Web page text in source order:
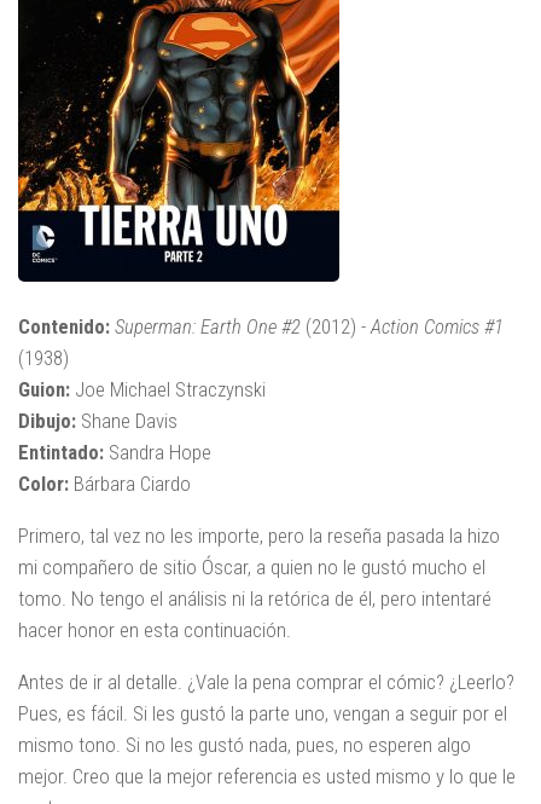
Contenido: Superman: Earth One #2 (2012) -Action Comics #1
(1938)
Guion: Joe Michael Straczynski
Dibujo: Shane Davis
Entintado: Sandra Hope
Color: Bárbara Ciardo
Primero, tal vez no les importe, pero la reseña pasada la hizo
mi compañero de sitio Óscar, a quien no le gustó mucho el
tomo. No tengo el análisis ni la retórica de él, pero intentaré
hacer honor en esta continuación.
Antes de ir al detalle. ¿Vale la pena comprar el cómic? ¿Leerlo?
Pues, es fácil. Si les gustó la parte uno, vengan a seguir por el
mismo tono. Si no les gustó nada, pues, no esperen algo
mejor. Creo que la mejor referencia es usted mismo y lo que le